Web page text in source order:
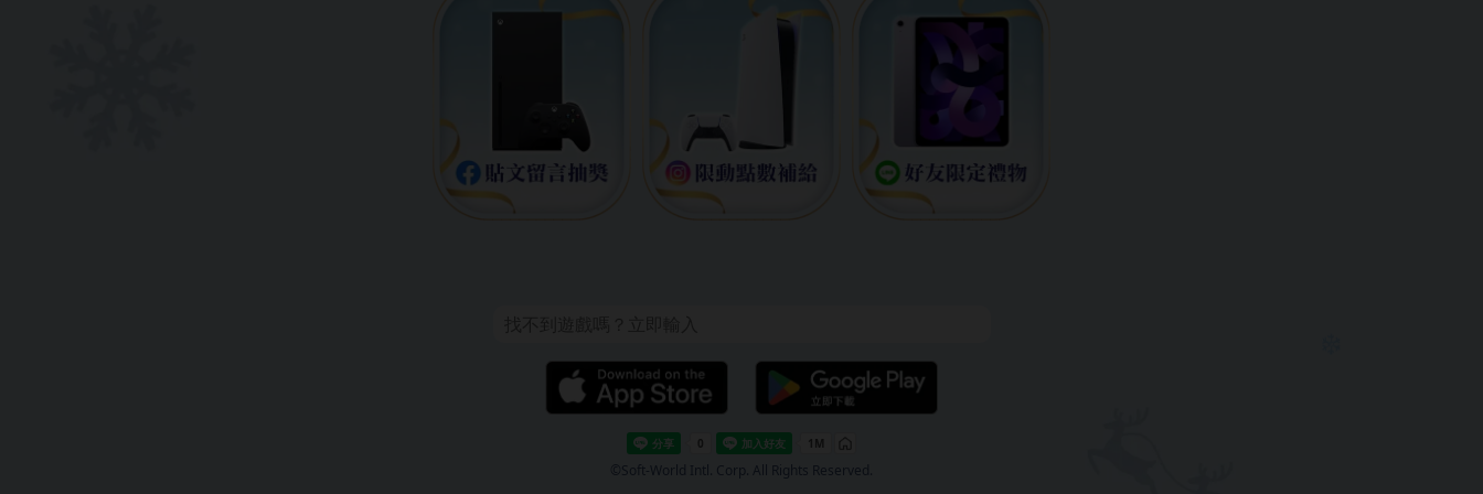
©Soft-World Intl. Corp. All Rights Reserved.